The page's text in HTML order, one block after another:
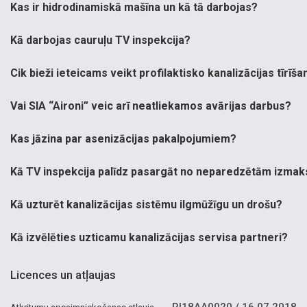
Kas ir hidrodinamiskā mašīna un kā tā darbojas?
Kā darbojas cauruļu TV inspekcija?
Cik bieži ieteicams veikt profilaktisko kanalizācijas
Vai SIA “Aironi” veic arī neatliekamos avārijas darbus?
Kas jāzina par asenizācijas pakalpojumiem?
Kā TV inspekcija palīdz pasargāt no neparedzētām
Kā uzturēt kanalizācijas sistēmu ilgmūžīgu un drošu?
Kā izvēlēties uzticamu kanalizācijas servisa partneri?
Licences un atļaujas